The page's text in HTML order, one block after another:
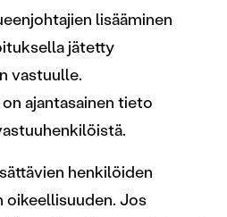
lisääminen
jätetty
vastuulle.
ajantasainen tieto
henkilöiden
Jos